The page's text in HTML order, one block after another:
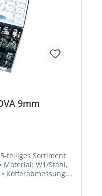
9mm
teiliges Sortiment